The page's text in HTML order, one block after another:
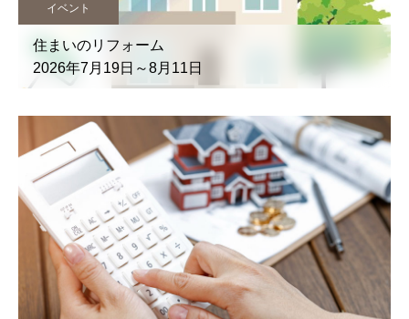
イベント
住まいのリフォーム
2026年7月19日～8月11日